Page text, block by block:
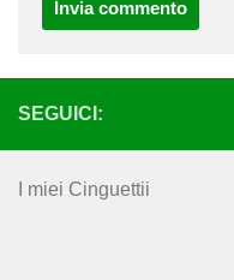
SEGUICI:
I miei Cinguettii